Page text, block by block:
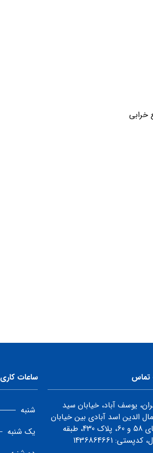
تماس
یوسف آباد، خیابان سید
الدین اسد آبادی بین خیابان
های 58 و 60، پلاک 430، طبقه
كدپستي: 1436864661
ساعات کاری
شنبه
یک شنبه